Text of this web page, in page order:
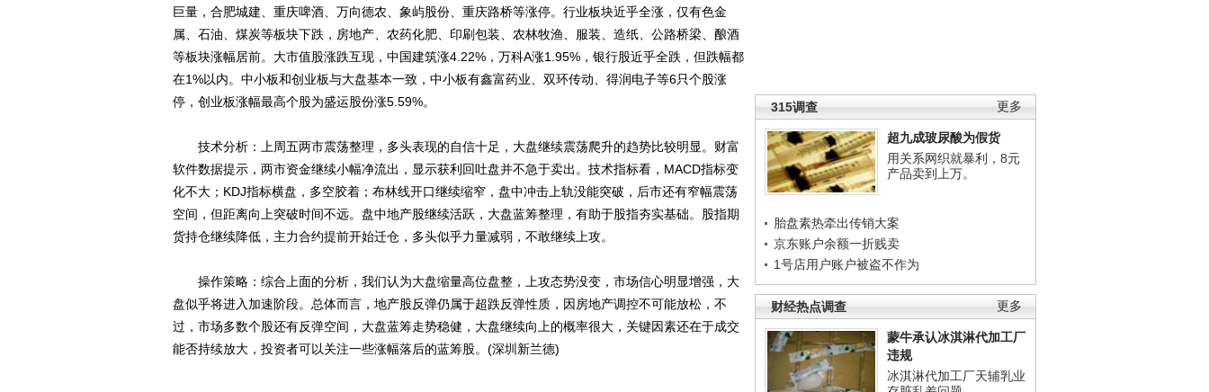
更多
315调查
超九成玻尿酸为假货
用关系网织就暴利，8元
产品卖到上万。
胎盘素热牵出传销大案
京东账户余额一折贱卖
1号店用户账户被盗不作为
更多
财经热点调查
蒙牛承认冰淇淋代加工厂
违规
冰淇淋代加工厂天辅乳业
巨量，合肥城建、重庆啤酒、万向德农、象屿股份、重庆路桥等涨停。行业板块近乎全涨，仅有色金
属、石油、煤炭等板块下跌，房地产、农药化肥、印刷包装、农林牧渔、服装、造纸、公路桥梁、酿酒
等板块涨幅居前。大市值股涨跌互现，中国建筑涨4.22%，万科A涨1.95%，银行股近乎全跌，但跌幅都
在1%以内。中小板和创业板与大盘基本一致，中小板有鑫富药业、双环传动、得润电子等6只个股涨
停，创业板涨幅最高个股为盛运股份涨5.59%。
技术分析：上周五两市震荡整理，多头表现的自信十足，大盘继续震荡爬升的趋势比较明显。财富
软件数据提示，两市资金继续小幅净流出，显示获利回吐盘并不急于卖出。技术指标看，MACD指标变
化不大；KDJ指标横盘，多空胶着；布林线开口继续缩窄，盘中冲击上轨没能突破，后市还有窄幅震荡
空间，但距离向上突破时间不远。盘中地产股继续活跃，大盘蓝筹整理，有助于股指夯实基础。股指期
货持仓继续降低，主力合约提前开始迁仓，多头似乎力量减弱，不敢继续上攻。
操作策略：综合上面的分析，我们认为大盘缩量高位盘整，上攻态势没变，市场信心明显增强，大
盘似乎将进入加速阶段。总体而言，地产股反弹仍属于超跌反弹性质，因房地产调控不可能放松，不
过，市场多数个股还有反弹空间，大盘蓝筹走势稳健，大盘继续向上的概率很大，关键因素还在于成交
能否持续放大，投资者可以关注一些涨幅落后的蓝筹股。(深圳新兰德)